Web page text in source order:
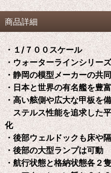
商品詳細
・１/７００スケール
・ウォーターラインシリーズ
・静岡の模型メーカーの共
・日本と世界の有名艦を豊
・高い舷側や広大な甲板を
ステルス性能を追求した
化
・後部ウェルドックも床や
・後部の大型ランプは可動
・航行状態と格納状態各２